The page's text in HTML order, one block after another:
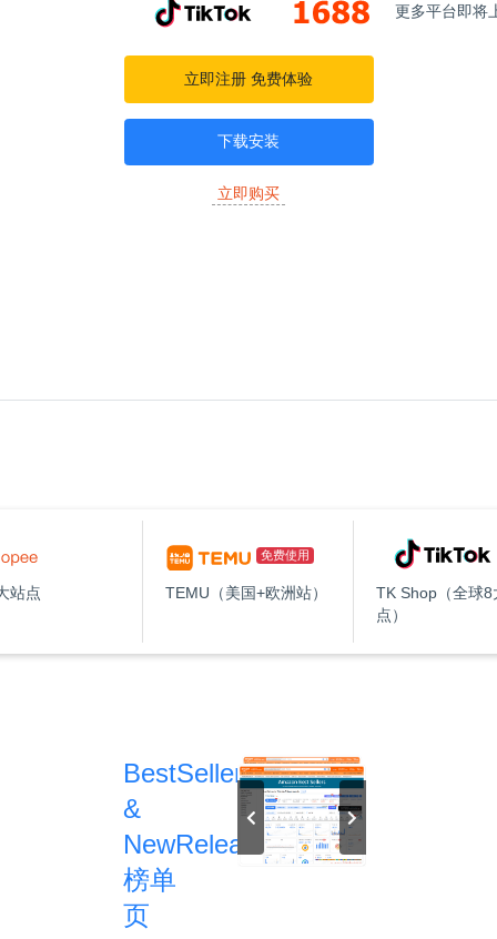
更多平台即将
立即注册 免费体验
下载安装
立即购买
站点
免费使用
TEMU（美国+欧洲站）
TK Shop（全球8
点）
BestSeller
&
NewRelease
榜单
页